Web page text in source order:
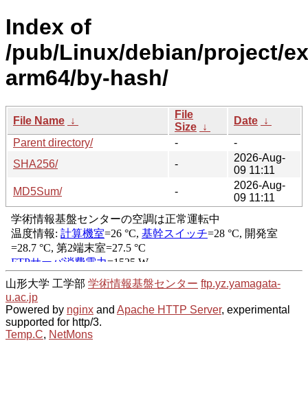
Index of
/pub/Linux/debian/project/
arm64/by-hash/
File Name ↓
File
Size ↓
Date ↓
Parent directory/
-
-
SHA256/
-
2026-Aug-
09 11:11
MD5Sum/
-
2026-Aug-
09 11:11
山形大学 工学部 学術情報基盤センター ftp.yz.yamagata-
u.ac.jp
Powered by nginx and Apache HTTP Server, experimental
supported for http/3.
Temp.C, NetMons